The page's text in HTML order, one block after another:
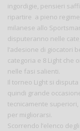
ingordigie, pensieri
ripartire a pieno regime
milanese allo
disputeranno nelle
l’adesione di giocatori
categoria e 8 Light che
nelle fasi salienti.
Il torneo Light si
quindi grande
tecnicamente
per migliorarsi.
Scorrendo l’elenco